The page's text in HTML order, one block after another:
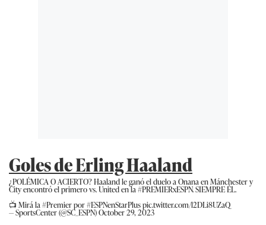
Goles de Erling Haaland
¿POLÉMICA O ACIERTO? Haaland le ganó el duelo a Onana en Mánchester y
City encontró el primero vs. United en la #PREMIERxESPN. SIEMPRE ÉL.
📺 Mirá la #Premierpor#ESPNenStarPluspic.twitter.com/l2DLi8UZaQ
— SportsCenter (@SC_ESPN)October 29, 2023